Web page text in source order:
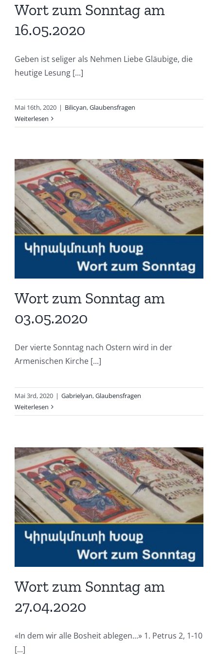
Wort zum Sonntag am
16.05.2020
Geben ist seliger als Nehmen Liebe Gläubige, die
heutige Lesung [...]
Mai 16th, 2020 | Bilicyan,Glaubensfragen
Weiterlesen
Wort zum Sonntag am
03.05.2020
Der vierte Sonntag nach Ostern wird in der
Armenischen Kirche [...]
Mai 3rd, 2020 | Gabrielyan,Glaubensfragen
Weiterlesen
Wort zum Sonntag am
27.04.2020
«In dem wir alle Bosheit ablegen...» 1. Petrus 2, 1-10
[...]